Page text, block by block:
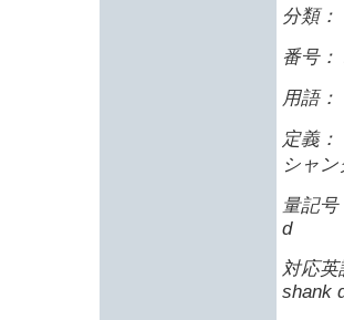
分類
番号：
用語：
定義：
シャン
量記号
d
対応英
shank